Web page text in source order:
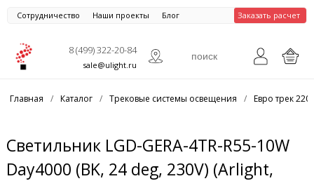
Сотрудничество Наши проекты Блог Заказать расчет
8 (499) 322-20-84
sale@ulight.ru
Главная / Каталог / Трековые системы освещения / Евро трек
Светильник LGD-GERA-4TR-R55-10W
Day4000 (BK, 24 deg, 230V) (Arlight,